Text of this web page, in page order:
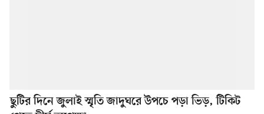
ছুটির দিনে জুলাই স্মৃতি জাদুঘরে উপচে পড়া ভিড়, টিকিট